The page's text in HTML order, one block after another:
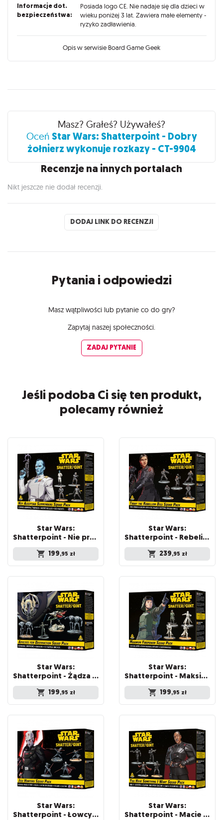
Informacje dot.
bezpieczeństwa:
Posiada logo CE. Nie nadaje się dla dzieci w
wieku poniżej 3 lat. Zawiera małe elementy -
ryzyko zadławienia.
Opis w serwisie Board Game Geek
Recenzje
Masz? Grałeś? Używałeś?
Oceń Star Wars: Shatterpoint - Dobry
żołnierz wykonuje rozkazy - CT-9904
Recenzje na innych portalach
Nikt jeszcze nie dodał recenzji.
DODAJ LINK DO RECENZJI
Pytania i odpowiedzi
Masz wątpliwości lub pytanie co do gry?
Zapytaj naszej społeczności.
ZADAJ PYTANIE
Jeśli podoba Ci się ten produkt,
polecamy również
Star Wars:
Shatterpoint - Nie przyjmuję kapitulacji: Wielki Admirał Thrawn
199,95 zł
Star Wars:
Shatterpoint - Rebelia dzisiaj skona - Iden Versio
239,95 zł
Star Wars:
Shatterpoint - Żądza zniszczenia - Generał Grievious
199,95 zł
Star Wars:
Shatterpoint - Maksimum mocy - Generał Veers
199,95 zł
Star Wars:
Shatterpoint - Łowcy Jedi - Wielki Inkwizytor
Star Wars:
Shatterpoint - Macie tam coś, czego chcę - Moff Gideon